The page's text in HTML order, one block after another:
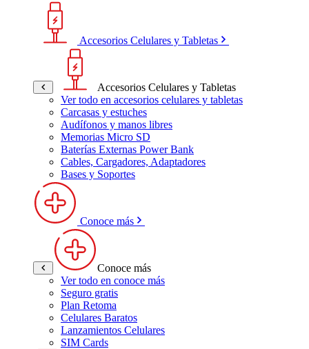
Accesorios Celulares y Tabletas
Accesorios Celulares y Tabletas
Ver todo en accesorios celulares y tabletas
Carcasas y estuches
Audífonos y manos libres
Memorias Micro SD
Baterías Externas Power Bank
Cables, Cargadores, Adaptadores
Bases y Soportes
Conoce más
Conoce más
Ver todo en conoce más
Seguro gratis
Plan Retoma
Celulares Baratos
Lanzamientos Celulares
SIM Cards